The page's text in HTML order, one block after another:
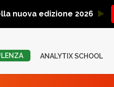
nuova edizione 2026
ANALYTIX SCHOOL